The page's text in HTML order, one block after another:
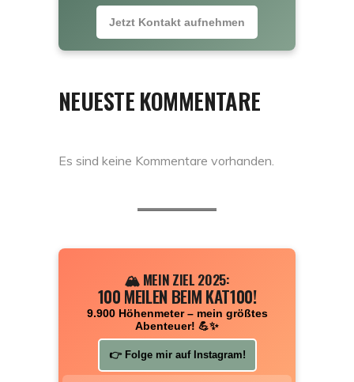
Jetzt Kontakt aufnehmen
NEUESTE KOMMENTARE
Es sind keine Kommentare vorhanden.
🏔️ MEIN ZIEL 2025:
100 MEILEN BEIM KAT100!
9.900 Höhenmeter – mein größtes
Abenteuer! 💪✨
👉 Folge mir auf Instagram!